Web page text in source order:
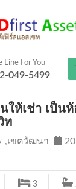
Line For You
049-5499
ให้เช่า เป็น
ท
,เขตวัฒนา
3